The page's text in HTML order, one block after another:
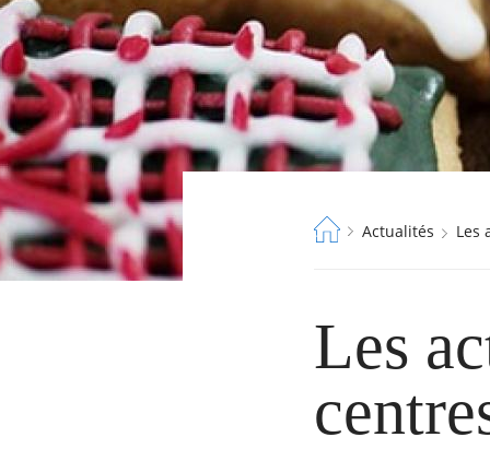
Fil
Actualités
Les